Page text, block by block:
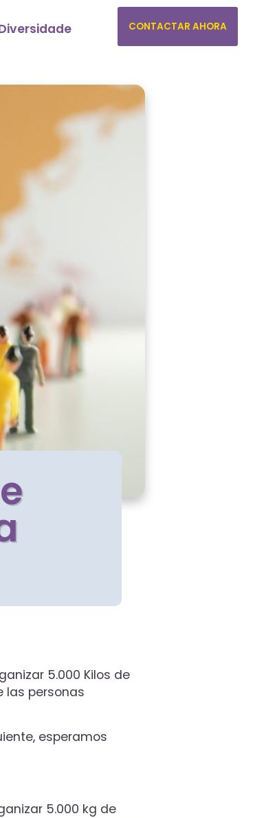
CONTACTAR AHORA
5.000 Kilos de
las personas
esperamos
5.000 kg de